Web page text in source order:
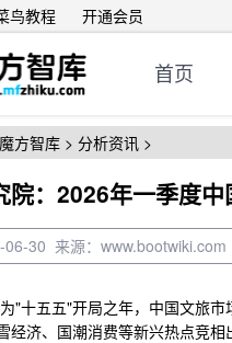
鸟教程 开通会员
首页
魔方智库 > 分析资讯 >
院：2026年一季度
06-30 来源：
"十五五"开局之年，中国文旅
经济、国潮消费等新兴热点竞